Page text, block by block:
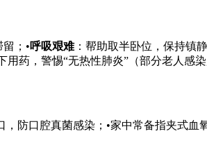
；•呼吸艰难：帮助取半卧位，保持镇
药，警惕“无热性肺炎”（部分老人感染
防口腔真菌感染；•家中常备指夹式血